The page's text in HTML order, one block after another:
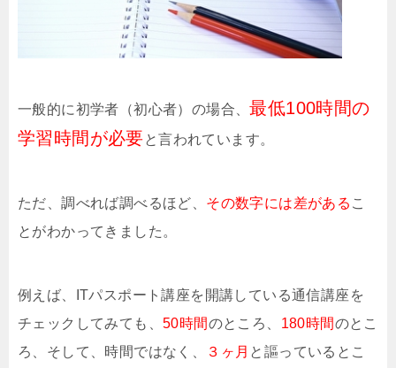
一般的に初学者（初心者）の場合、最低100時間の
学習時間が必要と言われています。
ただ、調べれば調べるほど、 その数字には差がある こ
とがわかってきました。
例えば、ITパスポート講座を開講している通信講座を
チェックしてみても、 50時間のところ、 180時間のとこ
ろ、そして、時間ではなく、
３ヶ月 と謳っているとこ